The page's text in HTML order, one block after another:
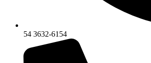
54 3632-6154